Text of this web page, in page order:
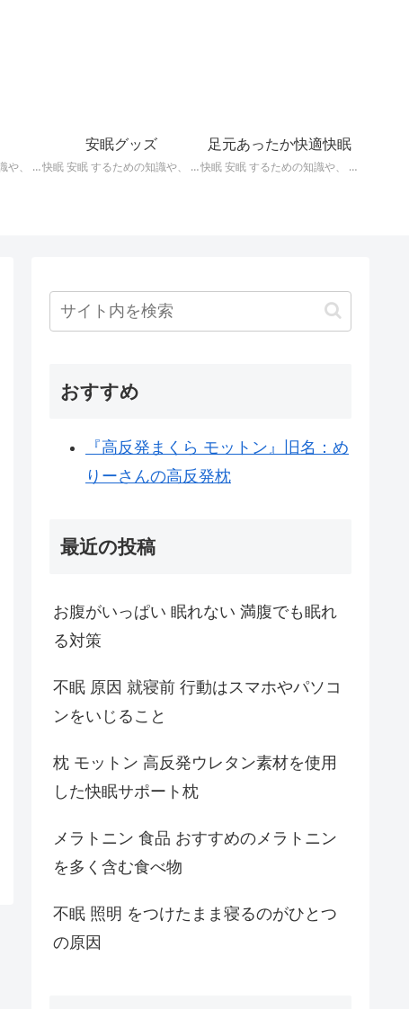
快眠 安眠 するための知識や、 枕 、 照明 、 アロマ など、おすすめの グッズ などを紹介。 ぐっすり眠るために重要な枕選びのポイントや商品の紹介、 テンピュール 、 マニフレックス など。
安眠グッズ
快眠 安眠 するための知識や、 枕 、 照明 、 アロマ など、おすすめの グッズ などを紹介。 いろいろな 快眠 安眠 グッズ の紹介、足枕、うたた寝枕、目覚まし時計、入浴剤 など。
足元あったか快適快眠
快眠 安眠 するための知識や、 枕 、 照明 、 アロマ など、おすすめの グッズ などを紹介。 足元あったかで快適に眠るための 湯たんぽ あったか靴下 レッグウォーマー などの紹介です。
おすすめ
『高反発まくら モットン』旧名：め
りーさんの高反発枕
最近の投稿
お腹がいっぱい 眠れない 満腹でも眠れ
る対策
不眠 原因 就寝前 行動はスマホやパソコ
ンをいじること
枕 モットン 高反発ウレタン素材を使用
した快眠サポート枕
メラトニン 食品 おすすめのメラトニン
を多く含む食べ物
不眠 照明 をつけたまま寝るのがひとつ
の原因